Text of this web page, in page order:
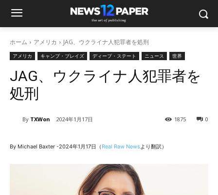
ホーム アメリカ JAG、ウクライナ人犯罪者を処刑
アメリカ キャンプ・ブレイズ ディープ・ステート ニュース 世界
JAG、ウクライナ人犯罪者を
処刑
By TXWon 2024年1月17日 0
1875
By Michael Baxter -2024年1月17日（ Real Raw Newsより翻訳）